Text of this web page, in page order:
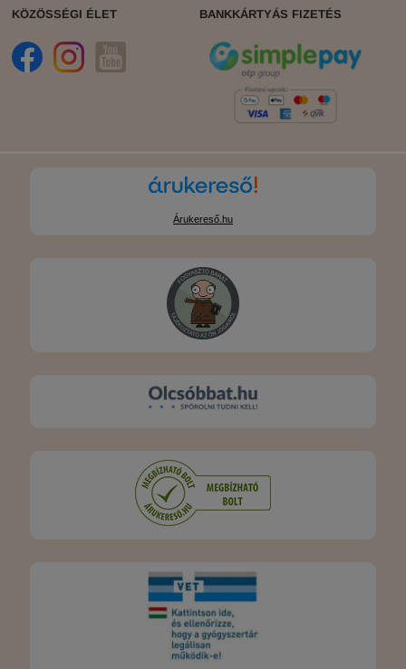
KÖZÖSSÉGI ÉLET BANKKÁRTYÁS FIZETÉS
Árukereső.hu